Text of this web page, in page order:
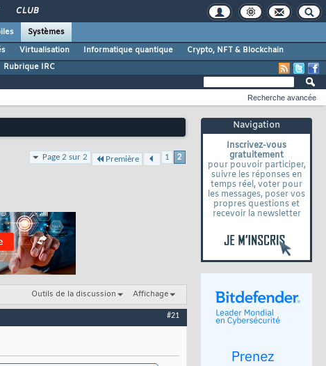
CLUB
Systèmes
Virtualisation Informatique quantique
Crypto, NFT & Blockchain
Rubrique IRC
Navigation
Inscrivez-vous
gratuitement
pour pouvoir participer,
suivre les réponses en
temps réel, voter pour
les messages, poser vos
propres questions et
recevoir la newsletter
Recherche avancée
Page 2 sur 2 Première 1 2
Outils de la discussion Affichage
#21